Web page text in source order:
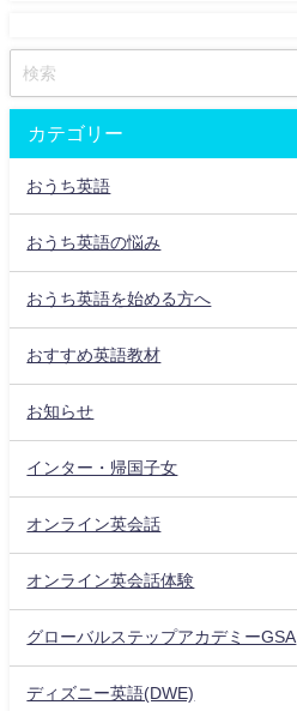
カテゴリー
おうち英語
おうち英語の悩み
おうち英語を始める方へ
おすすめ英語教材
お知らせ
インター・帰国子女
オンライン英会話
オンライン英会話体験
グローバルステップアカデミーGSA
ディズニー英語(DWE)